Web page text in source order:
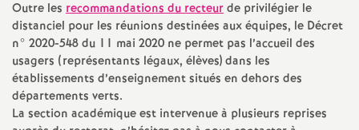
n
t
Outre les recommandations du recteurde privilégier le
distanciel pour les réunions destinées aux équipes, le Décret
n° 2020-548 du 11 mai 2020 ne permet pas l’accueil des
usagers (représentants légaux, élèves) dans les
établissements d’enseignement situés en dehors des
départements verts.
La section académique est intervenue à plusieurs reprises